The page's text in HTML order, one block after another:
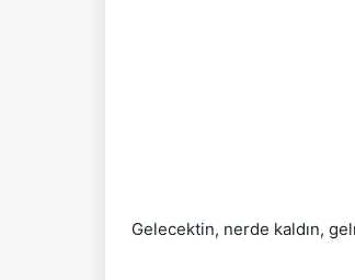
Gelecektin, nerde kaldın,